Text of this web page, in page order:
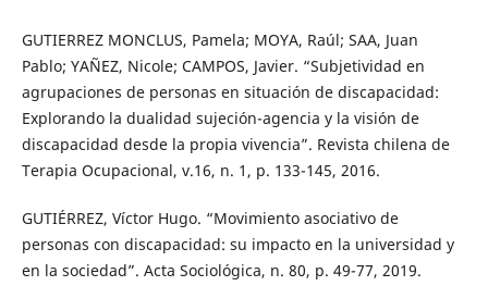
GUTIERREZ MONCLUS, Pamela; MOYA, Raúl; SAA, Juan
Pablo; YAÑEZ, Nicole; CAMPOS, Javier. “Subjetividad en
agrupaciones de personas en situación de discapacidad:
Explorando la dualidad sujeción-agencia y la visión de
discapacidad desde la propia vivencia”. Revista chilena de
Terapia Ocupacional, v.16, n. 1, p. 133-145, 2016.
GUTIÉRREZ, Víctor Hugo. “Movimiento asociativo de
personas con discapacidad: su impacto en la universidad y
en la sociedad”. Acta Sociológica, n. 80, p. 49-77, 2019.